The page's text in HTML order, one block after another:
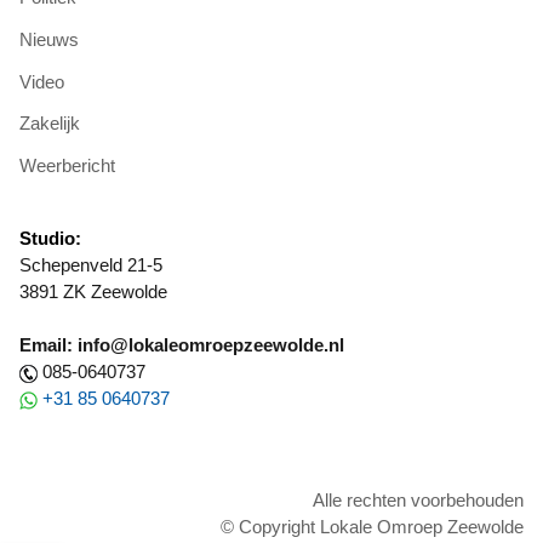
Nieuws
Video
Zakelijk
Weerbericht
Studio:
Schepenveld 21-5
3891 ZK Zeewolde
Email: info@lokaleomroepzeewolde.nl
085-0640737
+31 85 0640737
Alle rechten voorbehouden
© Copyright Lokale Omroep Zeewolde